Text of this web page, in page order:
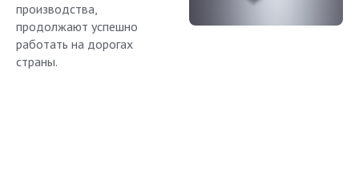
производства,
продолжают успешно
работать на дорогах
страны.